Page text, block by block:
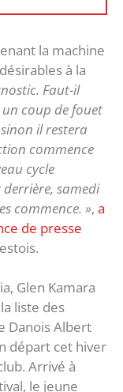
la machine
à la
Faut-il
coup de fouet
il restera
commence
cycle
samedi
commence. », a
de presse
Glen Kamara
liste des
Danois Albert
départ cet hiver
Arrivé à
le jeune